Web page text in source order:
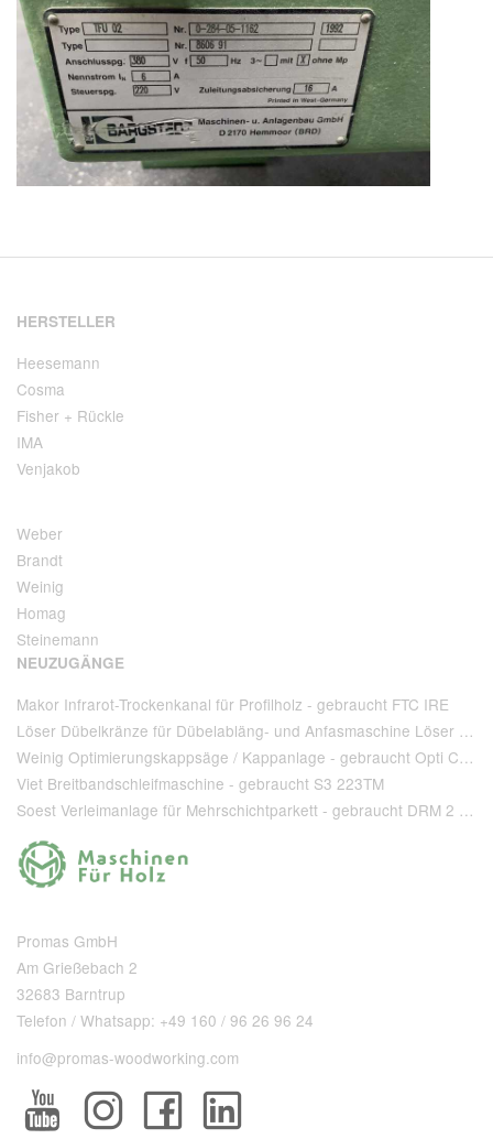
HERSTELLER
Heesemann
Cosma
Fisher + Rückle
IMA
Venjakob
Weber
Brandt
Weinig
Homag
Steinemann
NEUZUGÄNGE
Makor Infrarot-Trockenkanal für Profilholz - gebraucht FTC IRE
Löser Dübelkränze für Dübelabläng- und Anfasmaschine Löser Type AA 220 - gebraucht
Weinig Optimierungskappsäge / Kappanlage - gebraucht Opti Cut 90
Viet Breitbandschleifmaschine - gebraucht S3 223TM
Soest Verleimanlage für Mehrschichtparkett - gebraucht DRM 2 1 400 + T 80
Promas GmbH
Am Grießebach 2
32683 Barntrup
Telefon / Whatsapp: +49 160 / 96 26 96 24
info@promas-woodworking.com